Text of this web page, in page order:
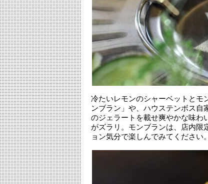
冷たいレモンのシャーベットとモ
ンブラン」や、ハウステンボス自
のジェラートを載せ爽やかな味わ
がズラリ。モンブランは、店内限
ョン気分で楽しんでみてください。